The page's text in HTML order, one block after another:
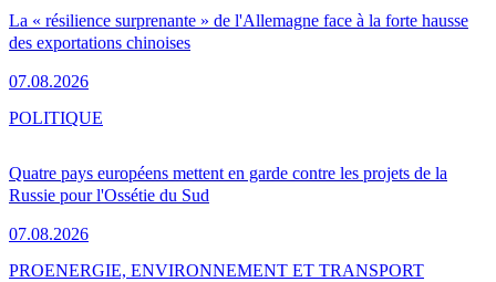
La « résilience surprenante » de l'Allemagne face à la forte hausse
des exportations chinoises
07.08.2026
Quatre pays européens mettent en garde contre les projets de la
Russie pour l'Ossétie du Sud
07.08.2026
POLITIQUE
PROENERGIE, ENVIRONNEMENT ET TRANSPORT